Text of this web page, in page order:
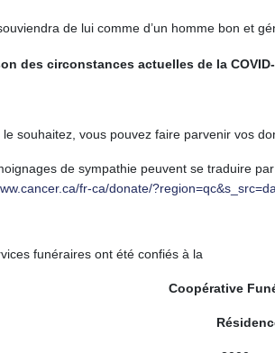
de lui comme d’un homme bon et
des circonstances actuelles de la
le souhaitez, vous pouvez faire parvenir vos
de sympathie peuvent se traduire
fr-ca/donate/
funéraires ont été confiés à la
Coopérative